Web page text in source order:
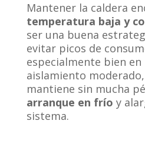
Mantener la caldera
temperatura baja y
ser una buena
evitar picos de
especialmente bien en
aislamiento
mantiene sin mucha
arranque en frío y
sistema.